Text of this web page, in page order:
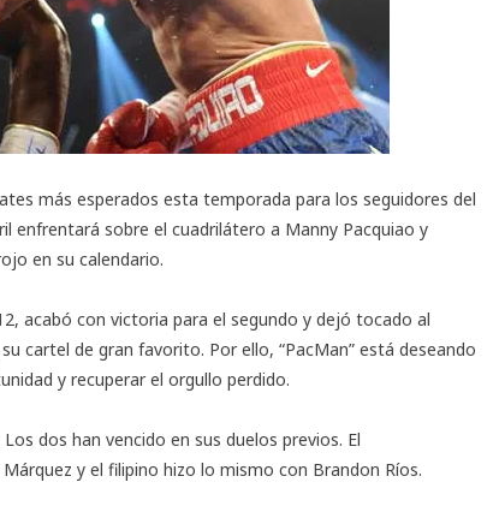
más esperados esta temporada para los seguidores del
enfrentará sobre el cuadrilátero a Manny Pacquiao y
en su calendario.
acabó con victoria para el segundo y dejó tocado al
cartel de gran favorito. Por ello, “PacMan” está deseando
y recuperar el orgullo perdido.
dos han vencido en sus duelos previos. El
y el filipino hizo lo mismo con Brandon Ríos.